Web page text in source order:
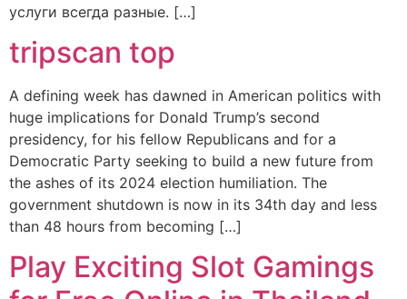
услуги всегда разные. […]
tripscan top
A defining week has dawned in American politics with
huge implications for Donald Trump’s second
presidency, for his fellow Republicans and for a
Democratic Party seeking to build a new future from
the ashes of its 2024 election humiliation. The
government shutdown is now in its 34th day and less
than 48 hours from becoming […]
Play Exciting Slot Gamings